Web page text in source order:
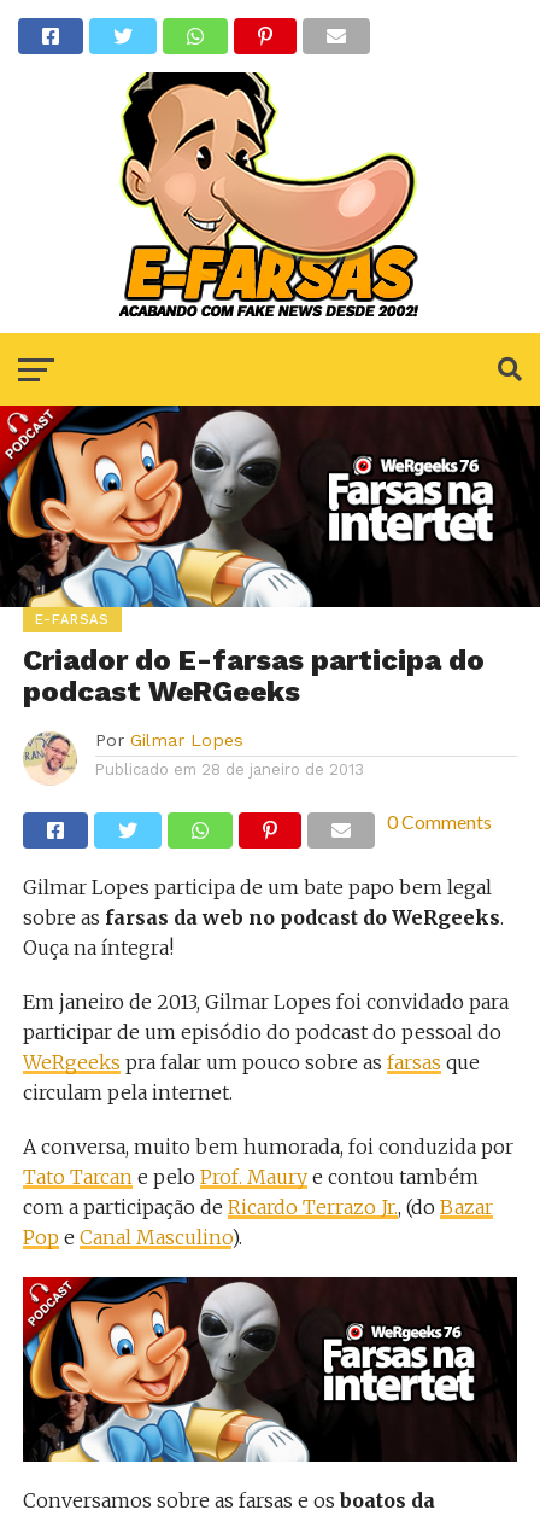
E-FARSAS
Criador do E-farsas participa do
podcast WeRGeeks
Por Gilmar Lopes
Publicado em 28 de janeiro de 2013
0 Comments
Gilmar Lopes participa de um bate papo bem legal
sobre as farsas da web no podcast do WeRgeeks.
Ouça na íntegra!
Em janeiro de 2013, Gilmar Lopes foi convidado para
participar de um episódio do podcast do pessoal do
WeRgeeks pra falar um pouco sobre as farsas que
circulam pela internet.
A conversa, muito bem humorada, foi conduzida por
Tato Tarcan e pelo Prof. Maurye contou também
com a participação de Ricardo Terrazo Jr., (do Bazar
Pope Canal Masculino).
Conversamos sobre as farsas e osboatos da